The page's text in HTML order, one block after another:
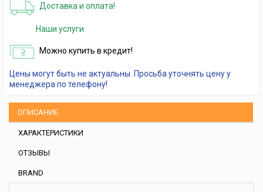
Доставка и оплата!
Наши услуги
Можно купить в кредит!
Цены могут быть не актуальны. Просьба уточнять цену у
менеджера по телефону!
ОПИСАНИЕ
ХАРАКТЕРИСТИКИ
ОТЗЫВЫ
BRAND